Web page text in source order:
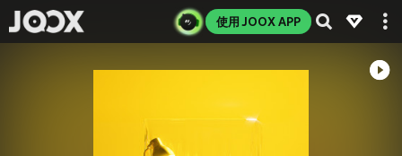
使用 JOOX APP